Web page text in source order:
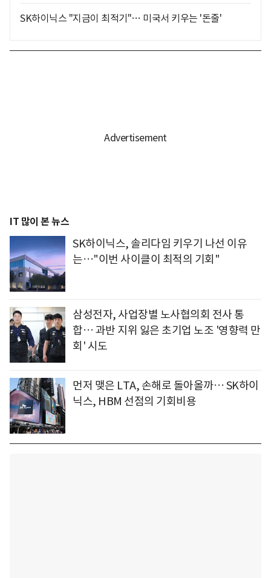
SK하이닉스 "지금이 최적기"… 미국서 키우는 '돈줄'
IT 많이 본 뉴스
SK하이닉스, 솔리다임 키우기 나선 이유
는…"이번 사이클이 최적의 기회"
삼성전자, 사업장별 노사협의회 전사 통
합… 과반 지위 잃은 초기업 노조 '영향력 만
회' 시도
먼저 맺은 LTA, 손해로 돌아올까… SK하이
닉스, HBM 선점의 기회비용